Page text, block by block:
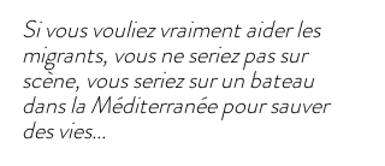
Si vous vouliez vraiment aider les
migrants, vous ne seriez pas sur
scène, vous seriez sur un bateau
dans la Méditerranée pour sauver
des vies...